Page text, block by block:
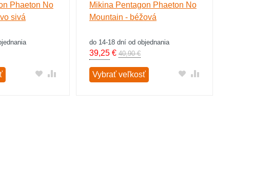
Phaeton No
sivá
Mikina Pentagon Phaeton No
Mountain - béžová
do 14-18 dní od objednania
39,25€ 40,90 €
Vybrať veľkosť